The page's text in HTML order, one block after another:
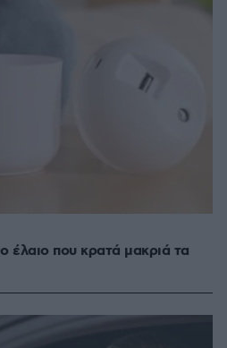
έλαιο που κρατά μακριά τα